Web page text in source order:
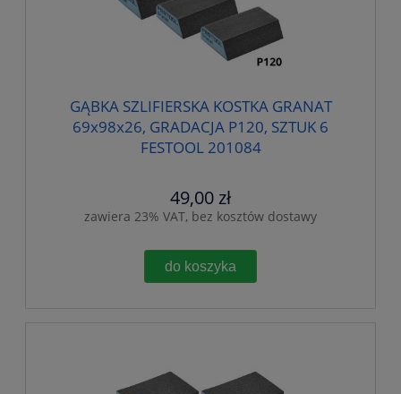
GĄBKA SZLIFIERSKA KOSTKA GRANAT
69x98x26, GRADACJA P120, SZTUK 6
FESTOOL 201084
49,00 zł
zawiera 23% VAT, bez kosztów dostawy
do koszyka